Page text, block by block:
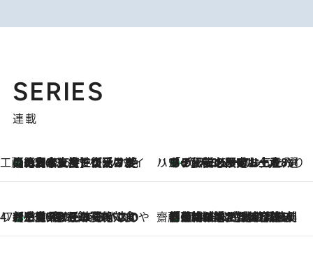
SERIES
連載
工藤まやのおもてなしハワイ
2026.8.6
【ハワイ土産】ローカルの絶大な支持で復活！ 絶品の幻クッキー《元ファンの日本人女性が受け継いだ名店》 ハワイ賢者 リサのお気に入りリスト2026.8.6
あの伝説の限定トートも！ リニューアルした「ディーン＆デルーカ ハワイ」で必須のお土産8選
47都道府県の手みやげ ひんやりスイーツで夏を満喫
2026.8.6
【三重県】この夏絶対食べたい 冷やしておいしいおやつ3選 お餅×アイスの新感覚スイーツ 齋藤 薫 美容脳ルネサンス
2026.8.6
「荷物が増えるほど旅ストレスは増す」美容ジャーナリストがたどり着いた最終結論。“化粧品を劇的に減らす”感動の凝縮美容とは